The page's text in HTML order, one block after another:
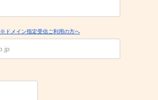
※ドメイン指定受信ご利用の方へ